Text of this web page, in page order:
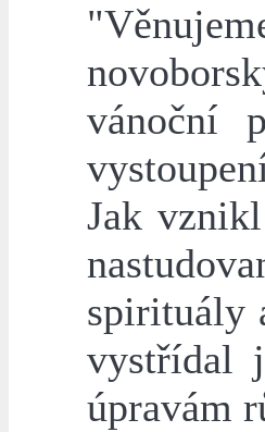
vánoční
Jak
spirituály
vystřídal
úpravám